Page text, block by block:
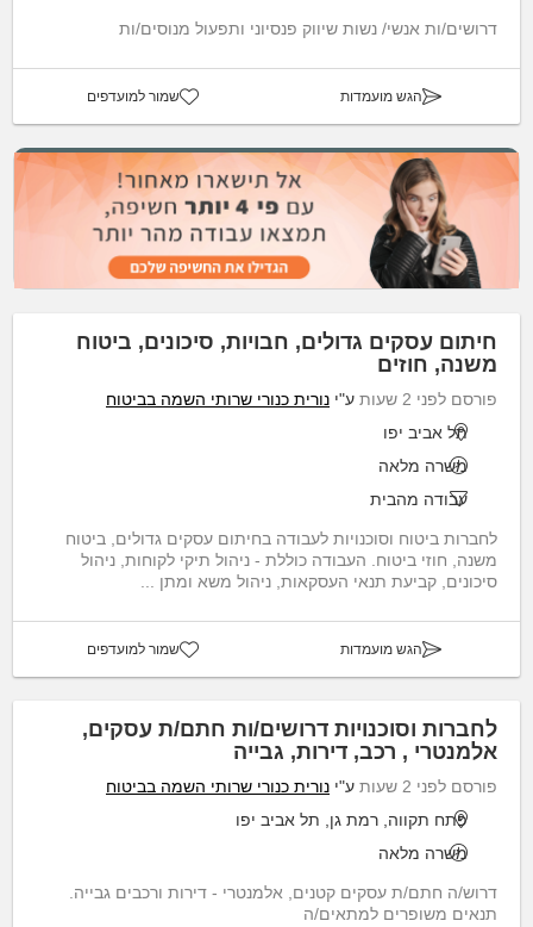
דרושים/ות אנשי/ נשות שיווק פנסיוני ותפעול מנוסים/ות
הגש מועמדות שמור למועדפים
חיתום עסקים גדולים, חבויות, סיכונים, ביטוח
משנה, חוזים
פורסם לפני 2 שעות ע"י נורית כנורי שרותי השמה בביטוח
תל אביב יפו
משרה מלאה
עבודה מהבית
לחברות ביטוח וסוכנויות לעבודה בחיתום עסקים גדולים, ביטוח
משנה, חוזי ביטוח. העבודה כוללת - ניהול תיקי לקוחות, ניהול
סיכונים, קביעת תנאי העסקאות, ניהול משא ומתן ...
הגש מועמדות שמור למועדפים
לחברות וסוכנויות דרושים/ות חתם/ת עסקים,
אלמנטרי , רכב, דירות, גבייה
פורסם לפני 2 שעות ע"י נורית כנורי שרותי השמה בביטוח
פתח תקווה, רמת גן, תל אביב יפו
משרה מלאה
דרוש/ה חתם/ת עסקים קטנים, אלמנטרי - דירות ורכבים גבייה.
תנאים משופרים למתאים/ה